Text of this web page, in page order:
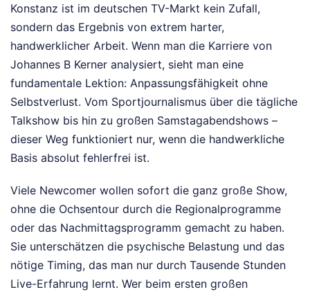
Konstanz ist im deutschen TV-Markt kein Zufall,
sondern das Ergebnis von extrem harter,
handwerklicher Arbeit. Wenn man die Karriere von
Johannes B Kerner analysiert, sieht man eine
fundamentale Lektion: Anpassungsfähigkeit ohne
Selbstverlust. Vom Sportjournalismus über die tägliche
Talkshow bis hin zu großen Samstagabendshows –
dieser Weg funktioniert nur, wenn die handwerkliche
Basis absolut fehlerfrei ist.
Viele Newcomer wollen sofort die ganz große Show,
ohne die Ochsentour durch die Regionalprogramme
oder das Nachmittagsprogramm gemacht zu haben.
Sie unterschätzen die psychische Belastung und das
nötige Timing, das man nur durch Tausende Stunden
Live-Erfahrung lernt. Wer beim ersten großen